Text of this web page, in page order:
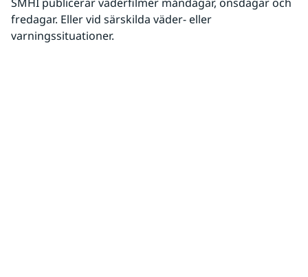
fredagar. Eller vid särskilda väder- eller
varningssituationer.